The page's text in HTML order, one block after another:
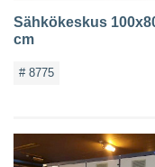
Sähkökeskus
cm
# 8775